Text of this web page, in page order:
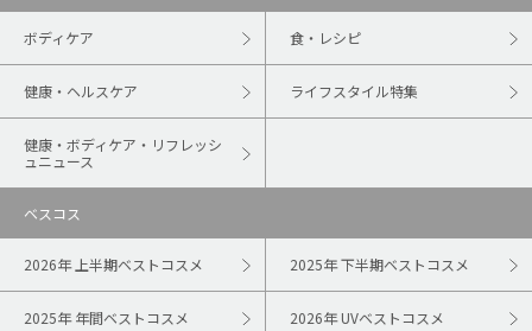
ボディケア 食・レシピ
健康・ヘルスケア ライフスタイル特集
健康・ボディケア・リフレッシ
ュニュース
ベスコス
2026年 上半期ベストコスメ 2025年 下半期ベストコスメ
2025年 年間ベストコスメ 2026年 UVベストコスメ